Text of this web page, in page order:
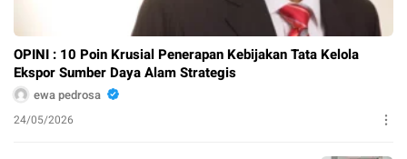
OPINI : 10 Poin Krusial Penerapan Kebijakan Tata Kelola
Ekspor Sumber Daya Alam Strategis
ewa pedrosa
24/05/2026